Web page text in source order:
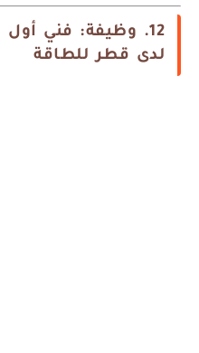
12. وظيفة: فني
لدى قطر للطاقة